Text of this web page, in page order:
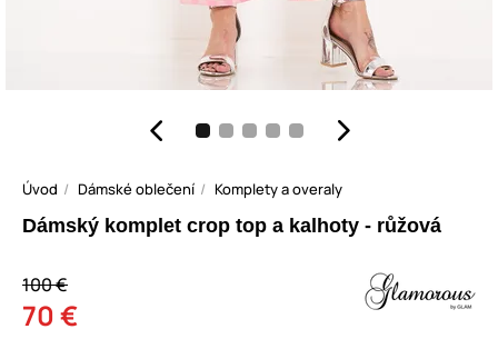
Úvod Dámské oblečení Komplety a overaly
Dámský komplet crop top a kalhoty - růžová
100 €
70 €